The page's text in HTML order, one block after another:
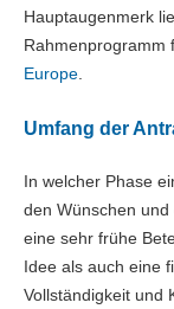
Hauptaugenmerk
Rahmenprogramm
Europe
Umfang der
In welcher Phase
den Wünschen
eine sehr frühe
Idee als auch eine
Vollständigkeit und